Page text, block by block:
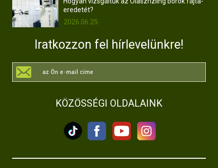
eredetét?
2026.06.25.
Iratkozzon fel hírlevelünkre!
KÖZÖSSÉGI OLDALAINK